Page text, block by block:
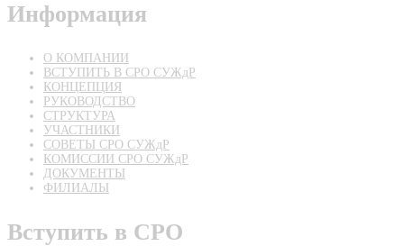
Информация
О КОМПАНИИ
ВСТУПИТЬ В СРО СУЖдР
КОНЦЕПЦИЯ
РУКОВОДСТВО
СТРУКТУРА
УЧАСТНИКИ
СОВЕТЫ СРО СУЖдР
КОМИССИИ СРО СУЖдР
ДОКУМЕНТЫ
ФИЛИАЛЫ
Вступить в СРО